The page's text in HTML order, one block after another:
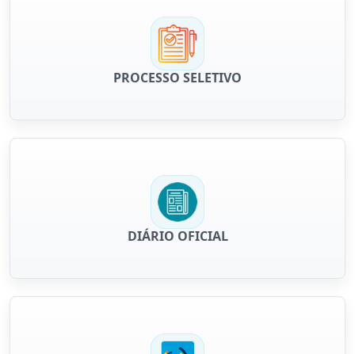
PROCESSO SELETIVO
DIÁRIO OFICIAL